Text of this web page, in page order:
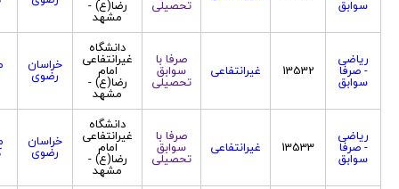
سوابق تحصیلی رضا(ع) -
مشهد
ریاضی
- صرفا
سوابق
13532 غیرانتفاعی
صرفا با
سوابق
تحصیلی
دانشگاه
غیرانتفاعی
امام
رضا(ع) -
مشهد
خراسان
رضوی
ریاضی
- صرفا
سوابق
13533 غیرانتفاعی
صرفا با
سوابق
تحصیلی
دانشگاه
غیرانتفاعی
امام
رضا(ع) -
مشهد
خراسان
رضوی